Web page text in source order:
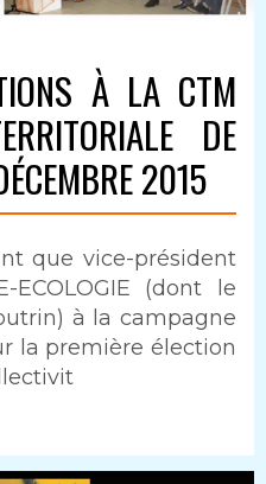
À LA CTM
DE
2015
que vice-président
ECOLOGIE (dont le
à la campagne
la première élection